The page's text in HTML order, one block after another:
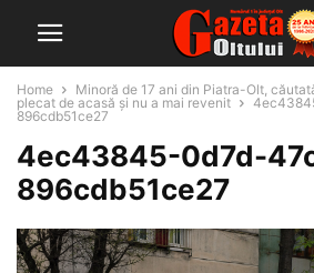
Home
Minoră de 17 ani din Piatra-Olt,
plecat de acasă și nu a mai revenit
896cdb51ce27
4ec43845-0d7d-
896cdb51ce27